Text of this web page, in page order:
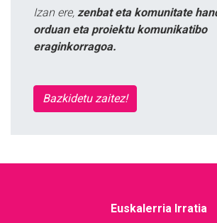
Izan ere, zenbat eta komunitate
orduan eta proiektu komunikatibo
eraginkorragoa.
Bazkidetu zaitez!
Euskalerria Irratia